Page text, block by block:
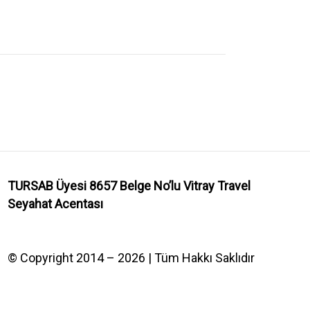
TURSAB Üyesi 8657 Belge No’luVitray Travel
Seyahat Acentası
© Copyright 2014 – 2026 | Tüm Hakkı Saklıdır